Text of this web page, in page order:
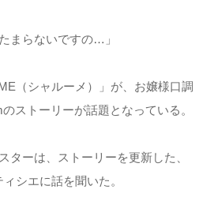
まらないですの…」
（シャルーメ）」が、お嬢様口調
ストーリーが話題となっている。
ターは、ストーリーを更新した、
シエに話を聞いた。